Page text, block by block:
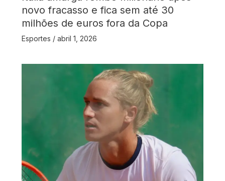
novo fracasso e fica sem até 30
milhões de euros fora da Copa
Esportes / abril 1, 2026